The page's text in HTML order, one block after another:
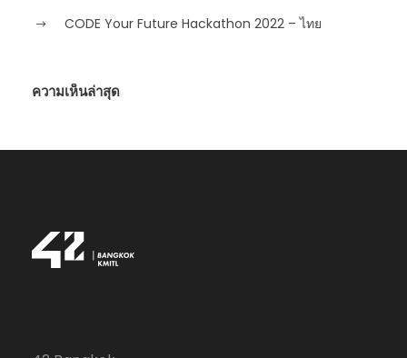
CODE Your Future Hackathon 2022 – ไทย
ความเห็นล่าสุด